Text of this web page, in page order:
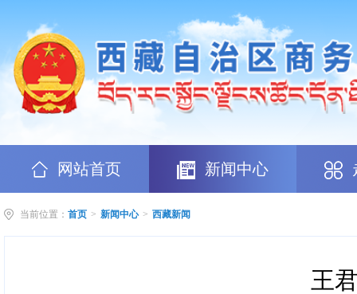
网站首页 新闻中心
当前位置： 首页 > 新闻中心 > 西藏新闻
王